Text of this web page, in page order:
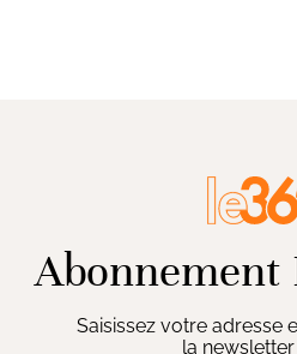
Saisissez votre adresse
la